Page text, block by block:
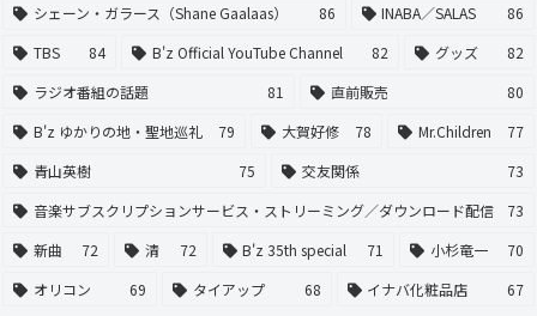
シェーン・ガラース（Shane Gaalaas）
86 INABA／SALAS
86
TBS
84 B'z Official YouTube Channel 82 グッズ
82
ラジオ番組の話題
81 直前販売
80
B'z ゆかりの地・聖地巡礼
79 大賀好修 78 Mr.Children
77
青山英樹
75 交友関係
73
音楽サブスクリプションサービス・ストリーミング／ダウンロード配信
73
新曲
72 清 72 B'z 35th special 71 小杉竜一
70
オリコン
69 タイアップ 68 イナバ化粧品店 67